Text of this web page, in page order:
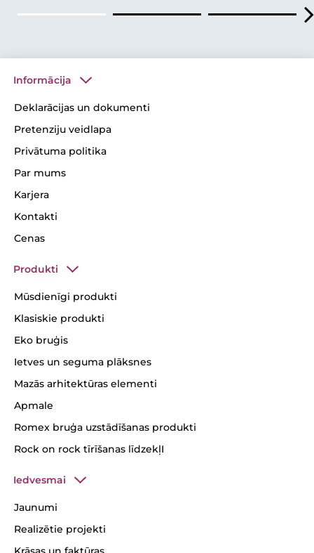
Informācija
Deklarācijas un dokumenti
Pretenziju veidlapa
Privātuma politika
Par mums
Karjera
Kontakti
Cenas
Produkti
Mūsdienīgi produkti
Klasiskie produkti
Eko bruģis
Ietves un seguma plāksnes
Mazās arhitektūras elementi
Apmale
Romex bruģa uzstādīšanas produkti
Rock on rock tīrīšanas līdzekļI
Iedvesmai
Jaunumi
Realizētie projekti